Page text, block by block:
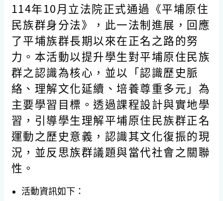
114年10月立法院正式通過《平埔原住
民族群身分法》，此一法制進展，回應
了平埔族群長期以來在正名之路的努
力。本活動以提升學生對平埔原住民族
群之認識為核心，並以「認識歷史脈
絡、理解文化延續、培養尊重多元」為
主要學習目標。透過課程設計與實地學
習，引導學生理解平埔原住民族群正名
運動之歷史意義，認識其文化復振的現
況，並反思族群議題與當代社會之關聯
性。
活動資訊如下：